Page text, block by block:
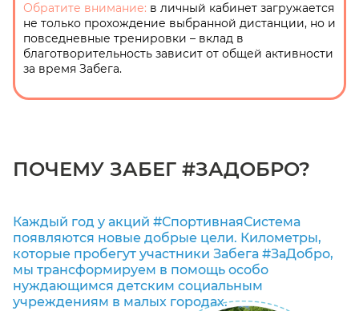
Обратите внимание: в личный кабинет загружается
не только прохождение выбранной дистанции, но и
повседневные тренировки – вклад в
благотворительность зависит от общей активности
за время Забега.
ПОЧЕМУ ЗАБЕГ #ЗАДОБРО?
Каждый год у акций #СпортивнаяСистема
появляются новые добрые цели. Километры,
которые пробегут участники Забега #ЗаДобро,
мы трансформируем в помощь особо
нуждающимся детским социальным
учреждениям в малых городах.